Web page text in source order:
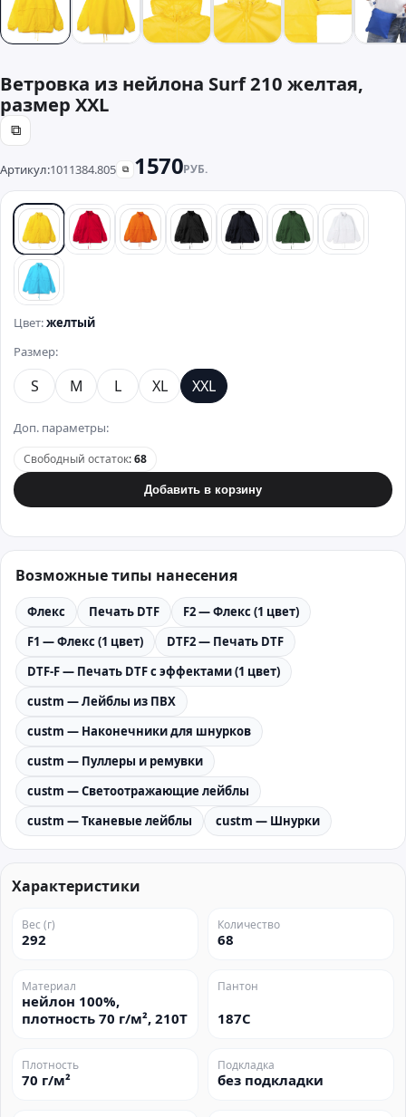
Ветровка из нейлона Surf 210 желтая,
размер XXL
⧉
Артикул:1011384.805 ⧉ 1570РУБ.
желтыйкрасныйоранжевый
черныйсиний зеленыйбелый
бирюзовый
Цвет:желтый
Размер:
S M L XL XXL
Доп. параметры:
Свободный остаток:68
Добавить в корзину
Возможные типы нанесения
Флекс Печать DTF
F2 — Флекс (1 цвет)
F1 — Флекс (1 цвет)
DTF2 — Печать DTF
DTF-F — Печать DTF с эффектами (1 цвет)
custm — Лейблы из ПВХ
custm — Наконечники для шнурков
custm — Пуллеры и ремувки
custm — Светоотражающие лейблы
custm — Тканевые лейблы
custm — Шнурки
Характеристики
Вес (г)
292
Количество
68
Материал
нейлон 100%,
плотность 70 г/м², 210Т
Пантон
187C
Плотность
70 г/м²
Подкладка
без подкладки